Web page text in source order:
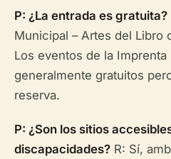
P: ¿La entrada es gratuita?
Municipal – Artes del Libro
Los eventos de la Imprenta
generalmente gratuitos
reserva.
P: ¿Son los sitios
discapacidades? R: Sí,